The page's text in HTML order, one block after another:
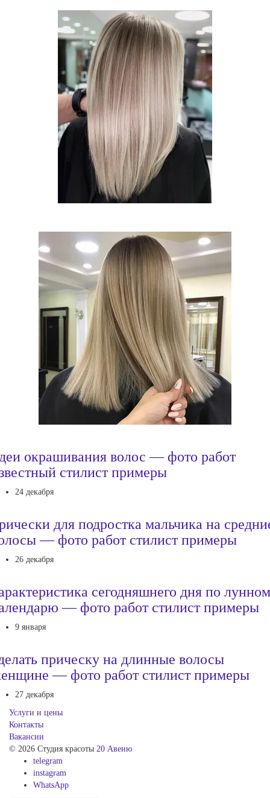
окрашивания волос — фото работ
стилист примеры
24 декабря
для подростка мальчика на
— фото работ стилист примеры
26 декабря
сегодняшнего дня по
— фото работ стилист примеры
9 января
прическу на длинные волосы
— фото работ стилист примеры
27 декабря
Услуги и цены
Контакты
Вакансии
© 2026 Студия красоты 20 Авеню
telegram
instagram
WhatsApp